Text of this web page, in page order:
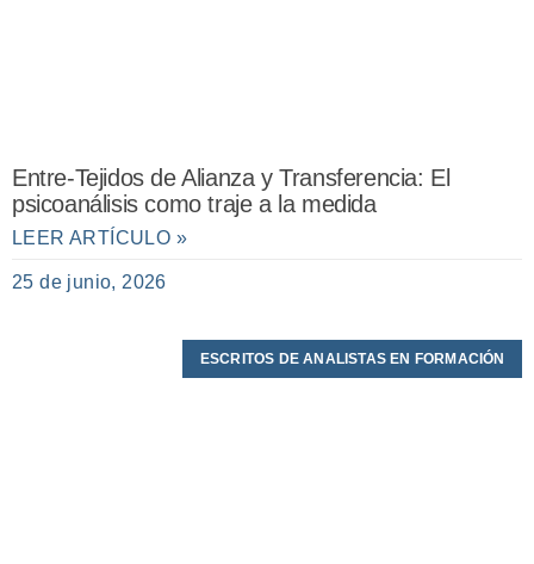
Entre-Tejidos de Alianza y Transferencia: El
psicoanálisis como traje a la medida
LEER ARTÍCULO »
25 de junio, 2026
ESCRITOS DE ANALISTAS EN FORMACIÓN